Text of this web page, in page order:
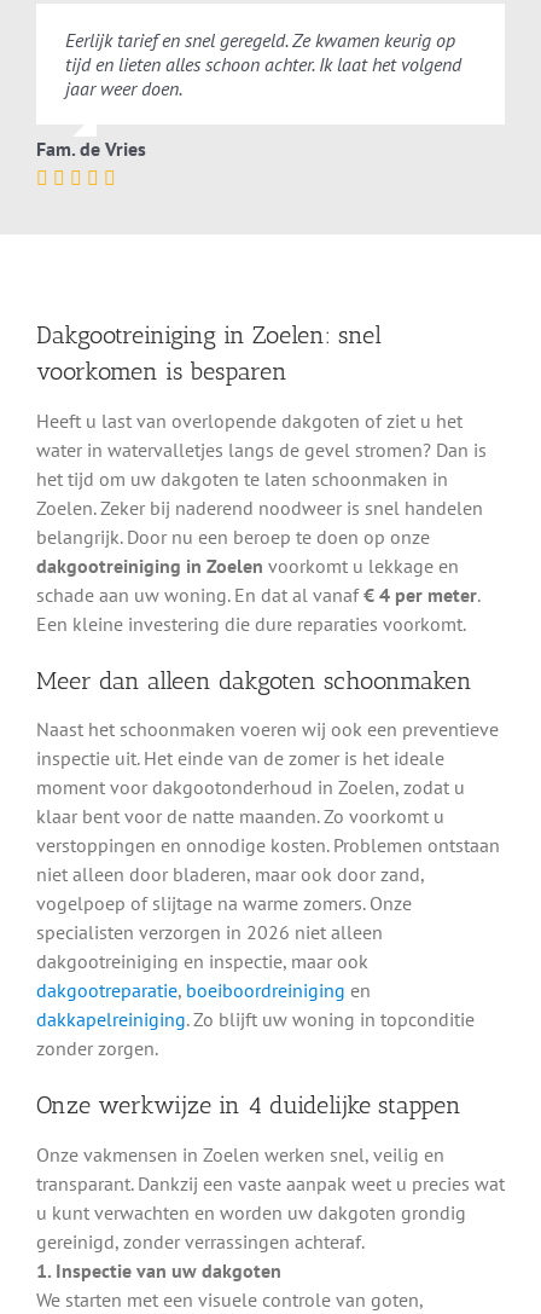
Eerlijk tarief en snel geregeld. Ze kwamen keurig op
tijd en lieten alles schoon achter. Ik laat het volgend
jaar weer doen.
Fam. de Vries
Dakgootreiniging in Zoelen: snel
voorkomen is besparen
Heeft u last van overlopende dakgoten of ziet u het
water in watervalletjes langs de gevel stromen? Dan is
het tijd om uw dakgoten te laten schoonmaken in
Zoelen. Zeker bij naderend noodweer is snel handelen
belangrijk. Door nu een beroep te doen op onze
dakgootreiniging in Zoelen voorkomt u lekkage en
schade aan uw woning. En dat al vanaf€ 4 per meter.
Een kleine investering die dure reparaties voorkomt.
Meer dan alleen dakgoten schoonmaken
Naast het schoonmaken voeren wij ook een preventieve
inspectie uit. Het einde van de zomer is het ideale
moment voor dakgootonderhoud in Zoelen, zodat u
klaar bent voor de natte maanden. Zo voorkomt u
verstoppingen en onnodige kosten. Problemen ontstaan
niet alleen door bladeren, maar ook door zand,
vogelpoep of slijtage na warme zomers. Onze
specialisten verzorgen in 2026 niet alleen
dakgootreiniging en inspectie, maar ook
dakgootreparatie, boeiboordreiniging en
dakkapelreiniging. Zo blijft uw woning in topconditie
zonder zorgen.
Onze werkwijze in 4 duidelijke stappen
Onze vakmensen in Zoelen werken snel, veilig en
transparant. Dankzij een vaste aanpak weet u precies wat
u kunt verwachten en worden uw dakgoten grondig
gereinigd, zonder verrassingen achteraf.
1. Inspectie van uw dakgoten
We starten met een visuele controle van goten,